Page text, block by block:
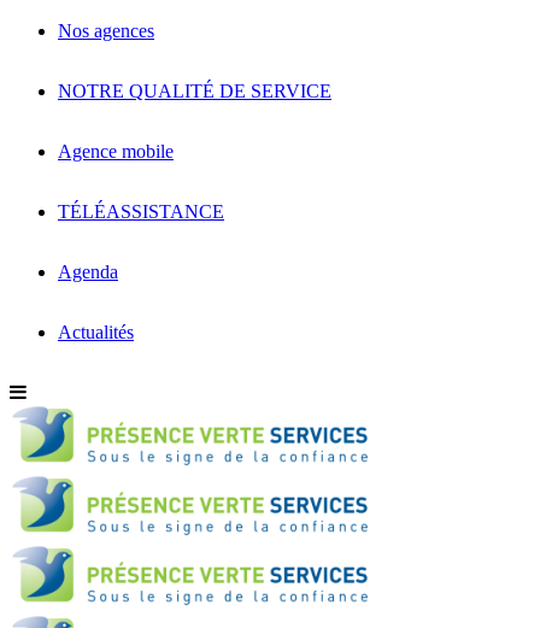
Nos agences
NOTRE QUALITÉ DE SERVICE
Agence mobile
TÉLÉASSISTANCE
Agenda
Actualités